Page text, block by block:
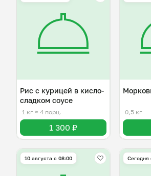
Рис с курицей в кисло-
сладком соусе
1 кг ≈ 4 порц.
1 300 ₽
0,5 кг
10 августа с 08:00 Сегодня